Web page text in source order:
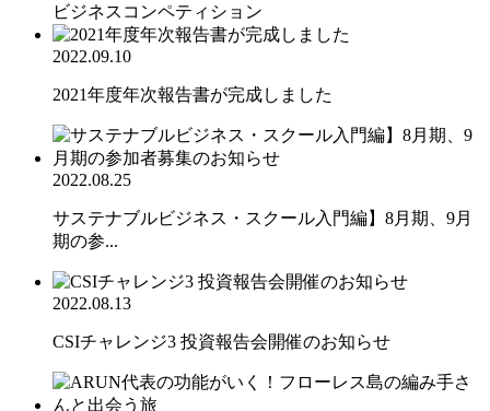
ビジネスコンペティション
2022.09.10
2021年度年次報告書が完成しました
2022.08.25
サステナブルビジネス・スクール入門編】8月期、9月
期の参...
2022.08.13
CSIチャレンジ3 投資報告会開催のお知らせ